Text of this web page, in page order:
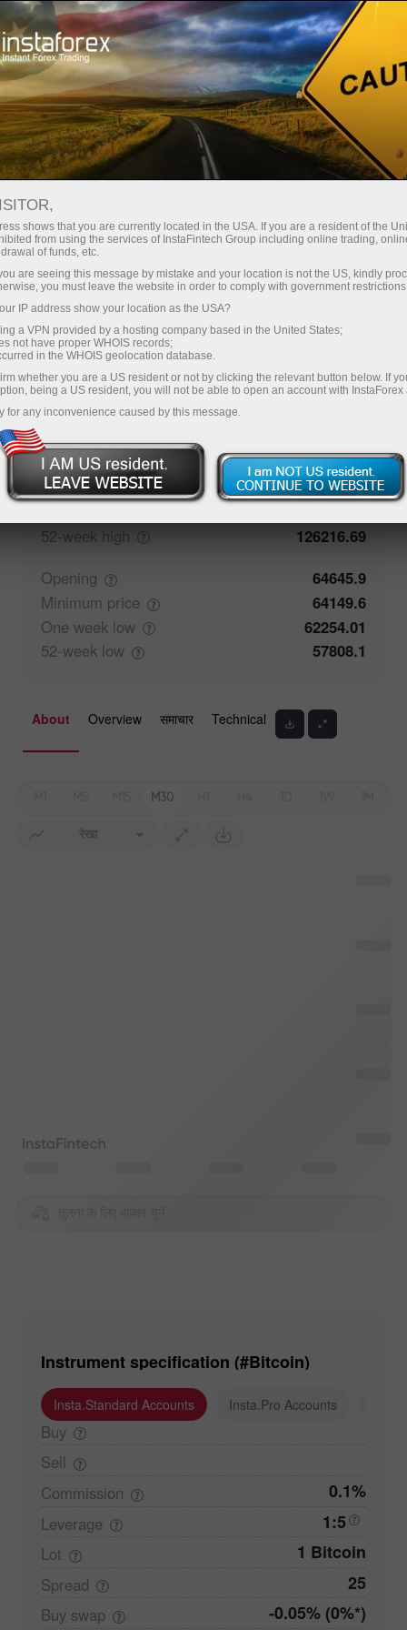
ट्रेडर्स के लिए ट्रेडिंग इंस्ट्रूमेंट्स #BITCOIN
Bitcoin
64837.92 (%) 07 Aug 2026 16:55
Buy
64837.92
Sell
50% Traders' feedback 50%
Closing
64643.4
Maximumprice
65392.3
52-week high
126216.69
Opening
64645.9
Minimum price
64149.6
One week low
62254.01
52-week low 57808.1
About Overview समाचार Technical
M30
रेखा
Instrument specification (#Bitcoin)
Insta.Standard Accounts Insta.Pro Accounts
Buy
Sell
Commission
0.1%
Leverage 1:5
Lot 1 Bitcoin
Spread 25
Buy swap -0.05% (0%*)
shows that you are currently located in the USA. If you are a resident of the
from using the services of InstaFintech Group including online trading,
of funds, etc.
are seeing this message by mistake and your location is not the US, kindly
you must leave the website in order to comply with government
IP address show your location as the USA?
a VPN provided by a hosting company based in the United States;
not have proper WHOIS records;
in the WHOIS geolocation database.
whether you are a US resident or not by clicking the relevant button below. If
being a US resident, you will not be able to open an account with InstaForex
for any inconvenience caused by this message.